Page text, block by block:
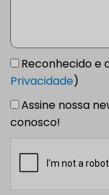
Reconhecido e
Privacidade)
Assine nossa
conosco!